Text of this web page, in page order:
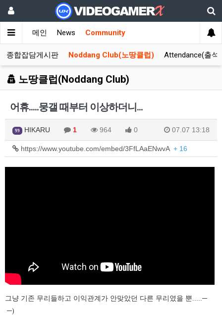
메인 News Community
종합잡담게시판 Noddang Club(노땅클럽) Attendance(출석
노땅클럽(Noddang Club)
어휴.....뭉갤 때부터 이상하더니...
99 HIKARU 1 964 0 07.07 13:18
https://www.youtube.com/embed/3FfLAaENwvA + 16
그냥 기존 무리들하고 이익관계가 안맞았던 다른 무리였을 뿐.....─
─)